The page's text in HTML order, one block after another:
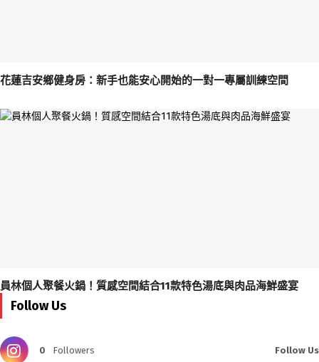
花蓮吉安鄉健身房：新手也能安心開始的一對一專屬訓練空間
員林個人聚餐火鍋！質感空間結合11款特色湯底與肉品海鮮盛宴
Follow Us
0 Followers Follow Us